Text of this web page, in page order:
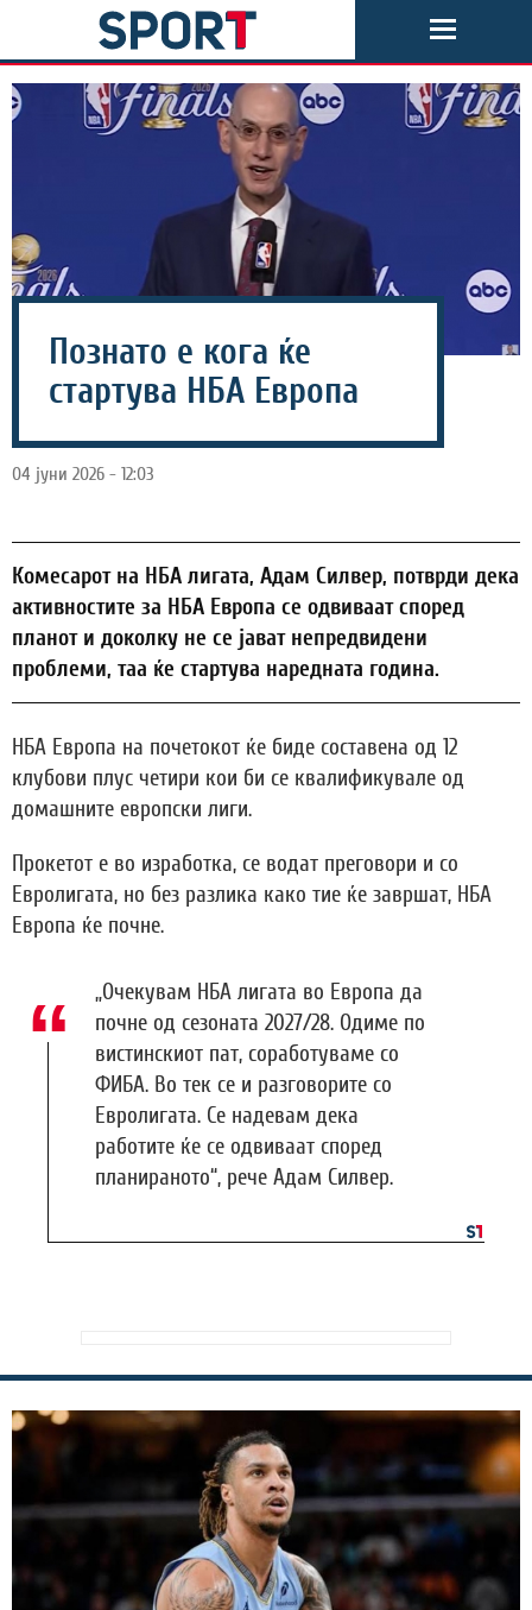
Познато е кога ќе
стартува НБА Европа
04 јуни 2026 - 12:03
Комесарот на НБА лигата, Адам Силвер, потврди дека
активностите за НБА Европа се одвиваат според
планот и доколку не се јават непредвидени
проблеми, таа ќе стартува наредната година.
НБА Европа на почетокот ќе биде составена од 12
клубови плус четири кои би се квалификувале од
домашните европски лиги.
Прокетот е во изработка, се водат преговори и со
Евролигата, но без разлика како тие ќе завршат, НБА
Европа ќе почне.
„Очекувам НБА лигата во Европа да
почне од сезоната 2027/28. Одиме по
вистинскиот пат, соработуваме со
ФИБА. Во тек се и разговорите со
Евролигата. Се надевам дека
работите ќе се одвиваат според
планираното“, рече Адам Силвер.